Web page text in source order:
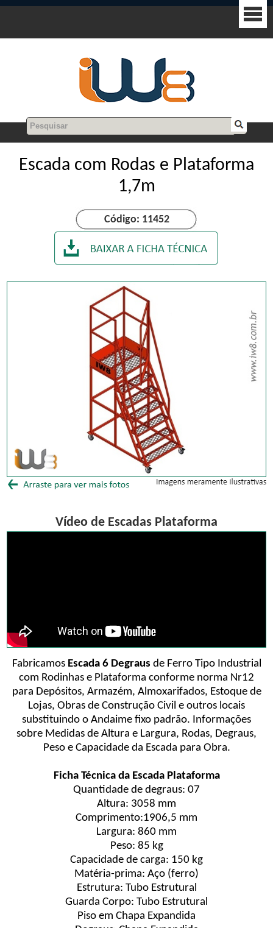
Escada com Rodas e Plataforma
1,7m
Código: 11452
Vídeo de Escadas Plataforma
Fabricamos Escada 6 Degraus de Ferro Tipo Industrial
com Rodinhas e Plataforma conforme norma Nr12
para Depósitos, Armazém, Almoxarifados, Estoque de
Lojas, Obras de Construção Civil e outros locais
substituindo o Andaime fixo padrão. Informações
sobre Medidas de Altura e Largura, Rodas, Degraus,
Peso e Capacidade da Escada para Obra.
Ficha Técnica da Escada Plataforma
Quantidade de degraus: 07
Altura: 3058 mm
Comprimento:1906,5 mm
Largura: 860 mm
Peso: 85 kg
Capacidade de carga: 150 kg
Matéria-prima: Aço (ferro)
Estrutura: Tubo Estrutural
Guarda Corpo: Tubo Estrutural
Piso em Chapa Expandida